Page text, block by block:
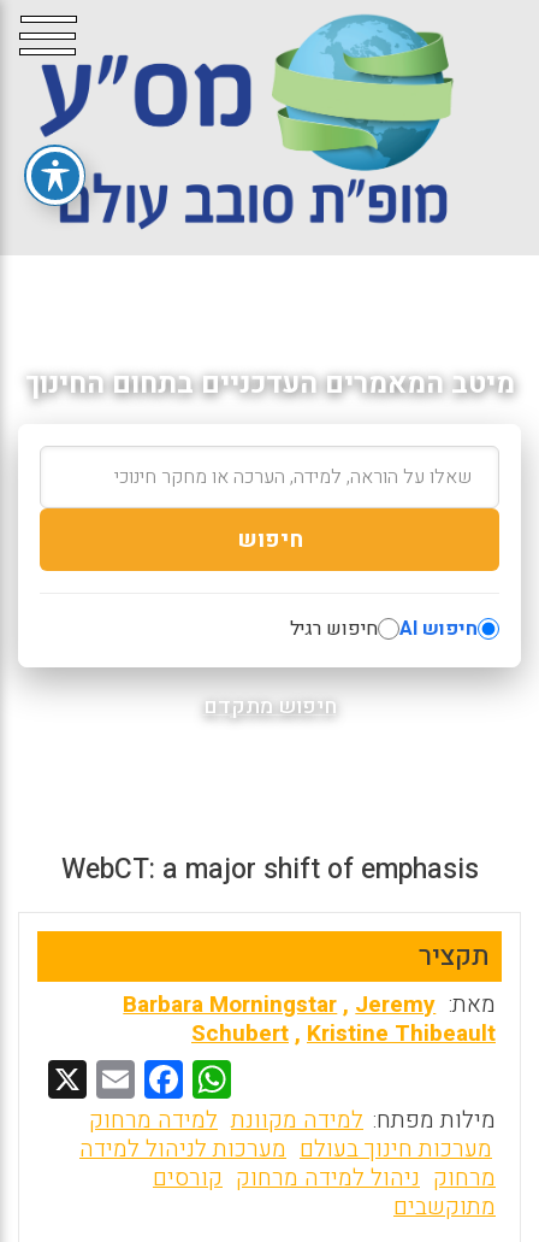
מיטב המאמרים העדכניים בתחום החינוך
חיפוש
חיפוש AI חיפוש רגיל
חיפוש מתקדם
WebCT: a major shift of emphasis
תקציר
מאת: Barbara Morningstar,Jeremy
Schubert, Kristine Thibeault
W
h
at
s
F
a
ce
E
m
ai
מילות מפתח: למידה מקוונת למידה מרחוק
מערכות חינוך בעולם מערכות לניהול למידה
מרחוק ניהול למידה מרחוק קורסים
מתוקשבים